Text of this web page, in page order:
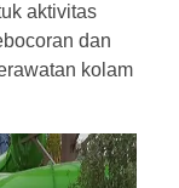
aktivitas
dan
kolam